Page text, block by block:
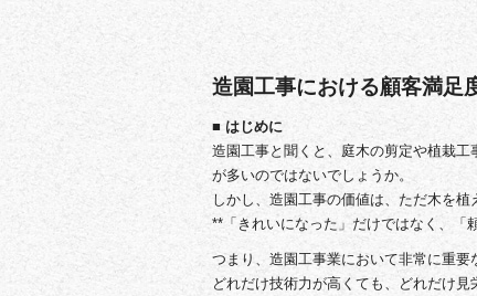
造園工事における顧客満足
■ はじめに
造園工事と聞くと、庭木の剪定や植栽
が多いのではないでしょうか。
しかし、造園工事の価値は、ただ木を
**「きれいになった」だけではなく、「
つまり、造園工事業において非常に重要
どれだけ技術力が高くても、どれだけ